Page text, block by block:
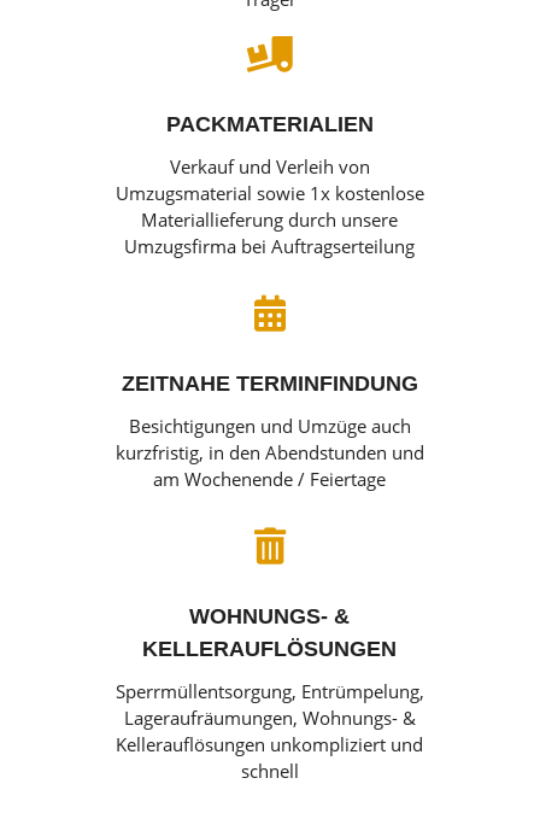

PACKMATERIALIEN
Verkauf und Verleih von
Umzugsmaterial sowie 1x kostenlose
Materiallieferung durch unsere
Umzugsfirma bei Auftragserteilung

ZEITNAHE TERMINFINDUNG
Besichtigungen und Umzüge auch
kurzfristig, in den Abendstunden und
am Wochenende / Feiertage

WOHNUNGS- &
KELLERAUFLÖSUNGEN
Sperrmüllentsorgung, Entrümpelung,
Lageraufräumungen, Wohnungs- &
Kellerauflösungen unkompliziert und
schnell